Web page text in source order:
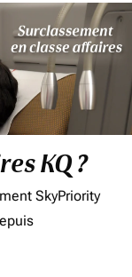
KQ ?
SkyPriority